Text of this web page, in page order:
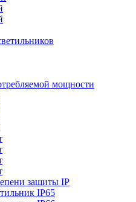
мощности
защиты IP
IP65